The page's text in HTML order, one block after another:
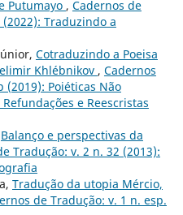
Putumayo , Cadernos de
Traduzindo a
Cotraduzindo a Poeisa
Khlébnikov , Cadernos
(2019): Poiéticas Não
e Reescristas
Balanço e perspectivas da
Tradução: v. 2 n. 32 (2013):
Tradução da utopia Mércio,
de Tradução: v. 1 n. esp.